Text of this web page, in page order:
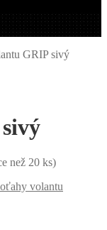
GRIP sivý
než 20 ks)
volantu